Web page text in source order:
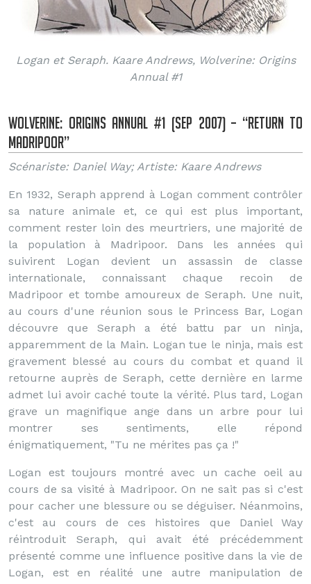
Logan et Seraph. Kaare Andrews, Wolverine: Origins
Annual #1
Wolverine: Origins Annual #1 (Sep 2007) – “Return to
Madripoor”
Scénariste: Daniel Way; Artiste: Kaare Andrews
En 1932, Seraph apprend à Logan comment contrôler
sa nature animale et, ce qui est plus important,
comment rester loin des meurtriers, une majorité de
la population à Madripoor. Dans les années qui
suivirent Logan devient un assassin de classe
internationale, connaissant chaque recoin de
Madripoor et tombe amoureux de Seraph. Une nuit,
au cours d'une réunion sous le Princess Bar, Logan
découvre que Seraph a été battu par un ninja,
apparemment de la Main. Logan tue le ninja, mais est
gravement blessé au cours du combat et quand il
retourne auprès de Seraph, cette dernière en larme
admet lui avoir caché toute la vérité. Plus tard, Logan
grave un magnifique ange dans un arbre pour lui
montrer ses sentiments, elle répond
énigmatiquement, "Tu ne mérites pas ça !"
Logan est toujours montré avec un cache oeil au
cours de sa visité à Madripoor. On ne sait pas si c'est
pour cacher une blessure ou se déguiser. Néanmoins,
c'est au cours de ces histoires que Daniel Way
réintroduit Seraph, qui avait été précédemment
présenté comme une influence positive dans la vie de
Logan, est en réalité une autre manipulation de